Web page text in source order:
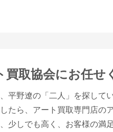
買取協会にお任せ
平野遼の「二人」を探してい
たら、アート買取専門店の
少しでも高く、お客様の満